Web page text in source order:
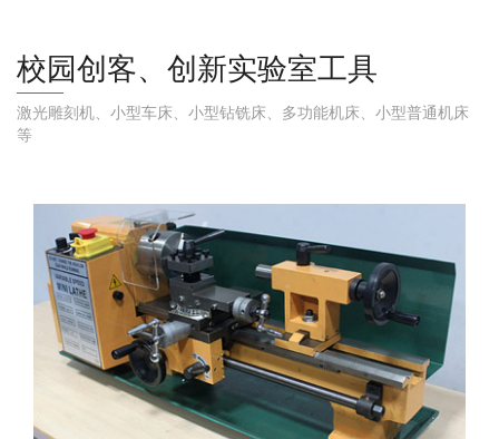
校园创客、创新实验室工具
激光雕刻机、小型车床、小型钻铣床、多功能机床、小型普通机床
等